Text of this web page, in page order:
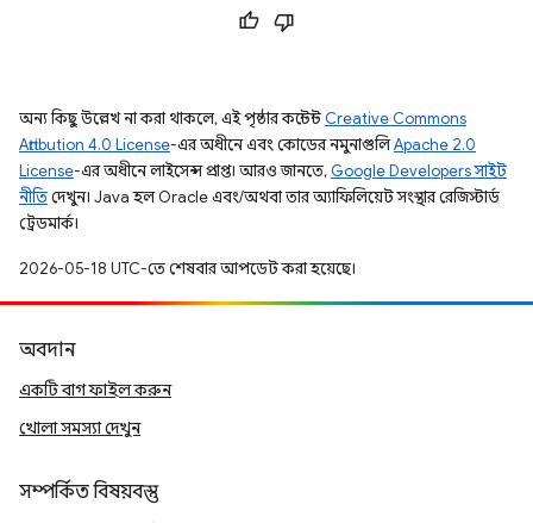
অন্য কিছু উল্লেখ না করা থাকলে, এই পৃষ্ঠার কন্টেন্ট Creative Commons
Attribution 4.0 License-এর অধীনে এবং কোডের নমুনাগুলিApache 2.0
License-এর অধীনে লাইসেন্স প্রাপ্ত। আরও জানতে, Google Developers সাইট
নীতিদেখুন। Java হল Oracle এবং/অথবা তার অ্যাফিলিয়েট সংস্থার রেজিস্টার্ড
ট্রেডমার্ক।
2026-05-18 UTC-তে শেষবার আপডেট করা হয়েছে।
অবদান
একটি বাগ ফাইল করুন
খোলা সমস্যা দেখুন
সম্পর্কিত বিষয়বস্তু